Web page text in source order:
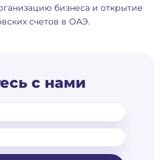
бизнеса и открытие
счетов в ОАЭ.
с нами